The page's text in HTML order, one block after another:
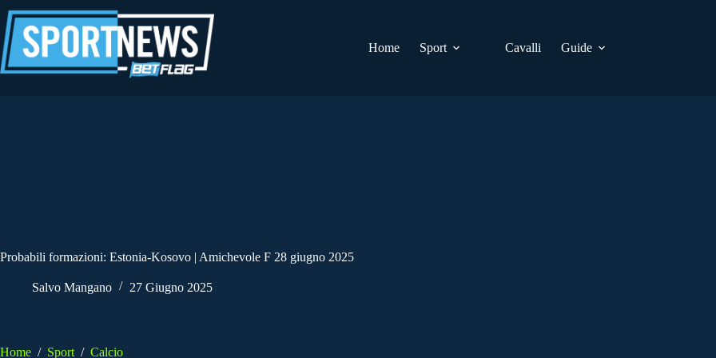
al
contenuto
Home
Sport Cavalli Guide
Probabili formazioni: Estonia-Kosovo | Amichevole F 28 giugno 2025
Salvo Mangano 27 Giugno 2025
Home / Sport / Calcio